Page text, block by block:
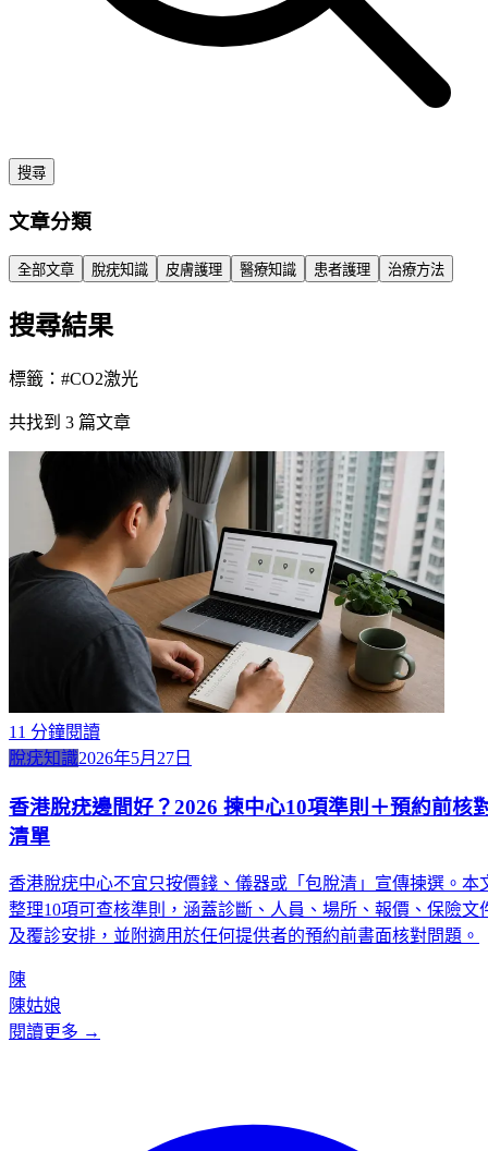
搜尋
文章分類
全部文章 脫疣知識 皮膚護理 醫療知識 患者護理 治療方法
搜尋結果
標籤：#CO2激光
共找到 3 篇文章
11 分鐘閱讀
脫疣知識2026年5月27日
香港脫疣邊間好？2026 揀中心10項準則＋預約前核
清單
香港脫疣中心不宜只按價錢、儀器或「包脫清」宣傳揀選。本
整理10項可查核準則，涵蓋診斷、人員、場所、報價、保險文
及覆診安排，並附適用於任何提供者的預約前書面核對問題。
陳
陳姑娘
閱讀更多 →